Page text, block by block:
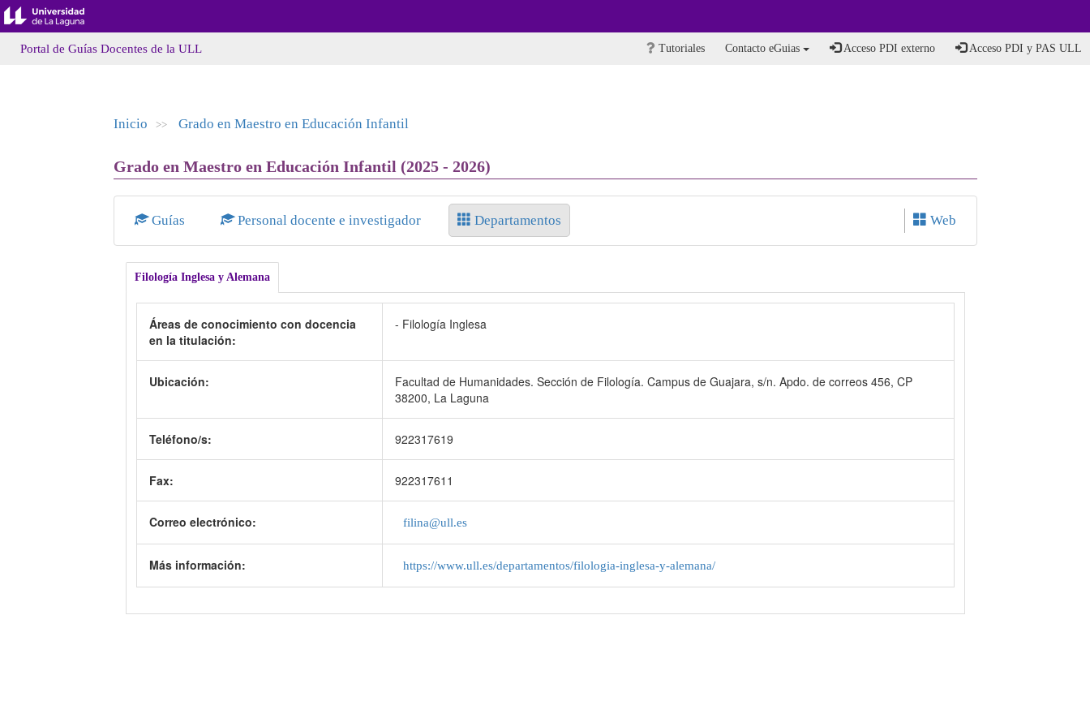
Portal de Guías Docentes de la ULL Tutoriales Contacto eGuias Acceso PDI externo Acceso PDI y PAS ULL
Inicio >> Grado en Maestro en Educación Infantil
Grado en Maestro en Educación Infantil (2025 - 2026)
Guías Personal docente e investigador Departamentos Web
Filología Inglesa y Alemana
Áreas de conocimiento con docencia
en la titulación:
- Filología Inglesa
Ubicación:
Facultad de Humanidades. Sección de Filología. Campus de Guajara, s/n. Apdo. de correos 456, CP
38200, La Laguna
Teléfono/s: 922317619
Fax: 922317611
Correo electrónico: filina@ull.es
Más información: https://www.ull.es/departamentos/filologia-inglesa-y-alemana/